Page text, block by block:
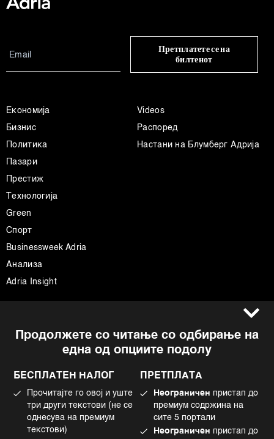
Продолжете со читање со одбирање на
една од опциите подолу
БЕСПЛАТЕН НАЛОГ
Прочитајте го овој и уште
три други текстови (не се
однесува на премиум
текстови)
ПРЕТПЛАТА
Неограничен пристап до
премиум содржина на
сите 5 портали
Неограничен пристап до
Претплатете се на
билтенот
Економија
Бизнис
Политика
Пазари
Престиж
Технологија
Green
Спорт
Businessweek Adria
Анализа
Adria Insight
Videos
Распоред
Настани на Блумберг Адрија
Импресум
Политика на приватност
Политика за колачиња
Употреба на вештачка интелигенција
Facebook
Instagram
Twitter
Tiktok